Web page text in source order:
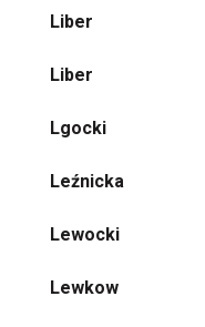
Liber
Liber
Lgocki
Leźnicka
Lewocki
Lewkow